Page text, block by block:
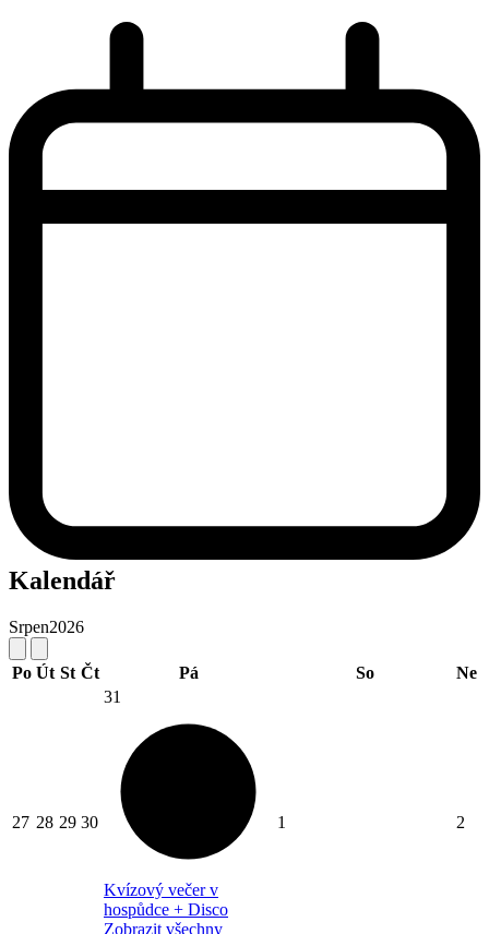
Kalendář
Srpen2026
Po Út St Čt Pá So Ne
27 28 29 30
31
Kvízový večer v
hospůdce + Disco
Zobrazit všechny
1 2